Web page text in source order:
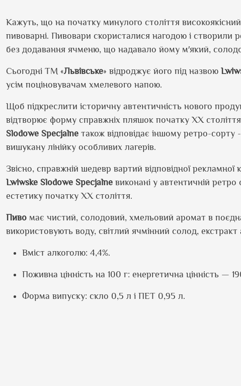
Кажуть, що на початку минулого століття
пивоварні. Пивовари скористалися нагодою і
без додавання ячменю, що надавало йому м′який,
Сьогодні ТМ «Львівське» відроджує його під назвою
усім поціновувачам хмелевого напою.
Щоб підкреслити історичну автентичність нового
відтворює форму справжніх пляшок початку ХХ
Slodowe Specjalne також відповідає іншому ретро-сорту -
вишукану лінійку особливих лагерів.
Звісно, справжній шедевр вартий відповідної рекламної
Lwiwske Slodowe Specjalne виконані у автентичній ретро
естетику початку ХХ століття.
Пиво має чистий, солодовий, хмельовий аромат в
використовують воду, світлий ячмінний солод, екстракт
Вміст алкоголю: 4,4%.
Поживна цінність на 100 г: енергетична цінність —
Форма випуску: скло 0,5 л і ПЕТ 0,95 л.